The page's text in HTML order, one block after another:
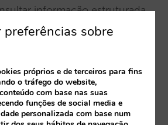
informação estruturada
infraestrutura MCP para
quando os assistentes
o “discovery automático”.
sobre
próprios e de terceiros para fins
o tráfego do website,
com base nas suas
funções de social media e
personalizada com base num